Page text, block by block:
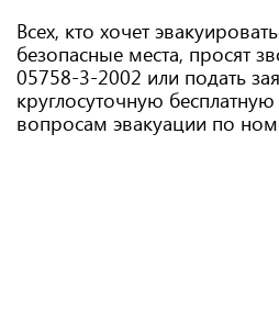
Всех, кто хочет
безопасные места, просят
05758-3-2002 или подать
круглосуточную
вопросам эвакуации по